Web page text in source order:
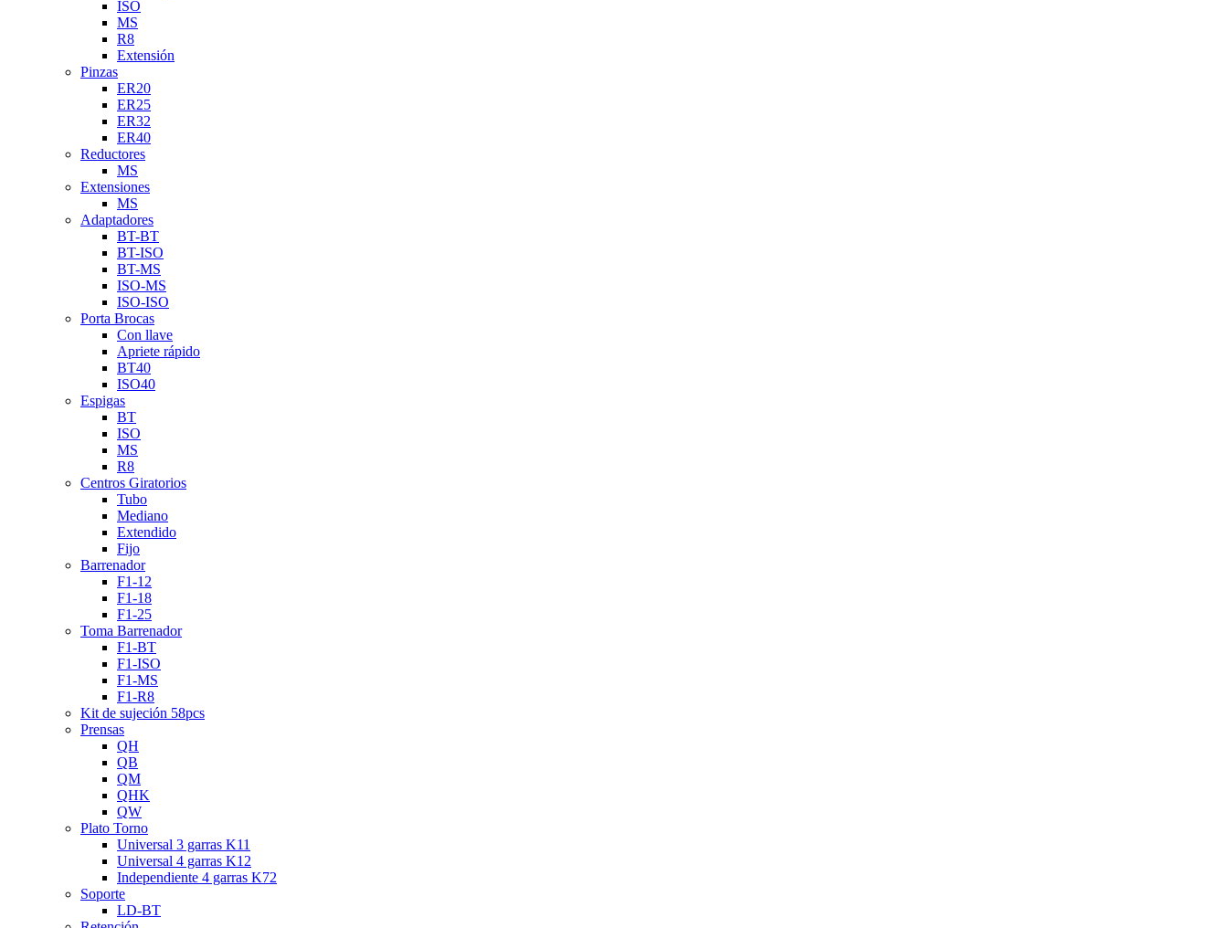
ISO
MS
R8
Extensión
Pinzas
ER20
ER25
ER32
ER40
Reductores
MS
Extensiones
MS
Adaptadores
BT-BT
BT-ISO
BT-MS
ISO-MS
ISO-ISO
Porta Brocas
Con llave
Apriete rápido
BT40
ISO40
Espigas
BT
ISO
MS
R8
Centros Giratorios
Tubo
Mediano
Extendido
Fijo
Barrenador
F1-12
F1-18
F1-25
Toma Barrenador
F1-BT
F1-ISO
F1-MS
F1-R8
Kit de sujeción 58pcs
Prensas
QH
QB
QM
QHK
QW
Plato Torno
Universal 3 garras K11
Universal 4 garras K12
Independiente 4 garras K72
Soporte
LD-BT